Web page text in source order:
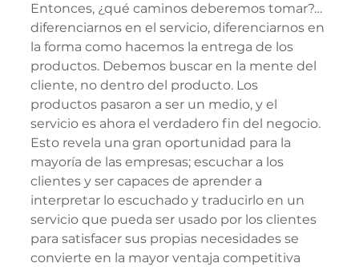
Entonces, ¿qué caminos deberemos tomar?…
diferenciarnos en el servicio, diferenciarnos en
la forma como hacemos la entrega de los
productos. Debemos buscar en la mente del
cliente, no dentro del producto. Los
productos pasaron a ser un medio, y el
servicio es ahora el verdadero fin del negocio.
Esto revela una gran oportunidad para la
mayoría de las empresas; escuchar a los
clientes y ser capaces de aprender a
interpretar lo escuchado y traducirlo en un
servicio que pueda ser usado por los clientes
para satisfacer sus propias necesidades se
convierte en la mayor ventaja competitiva